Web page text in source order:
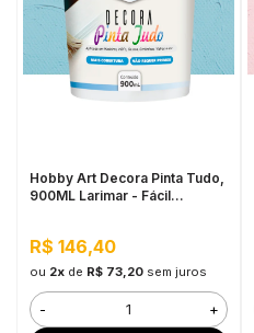
Hobby Art Decora Pinta Tudo,
900ML Larimar - Fácil
R$ 146,40
ou 2xde R$ 73,20 sem juros
- +